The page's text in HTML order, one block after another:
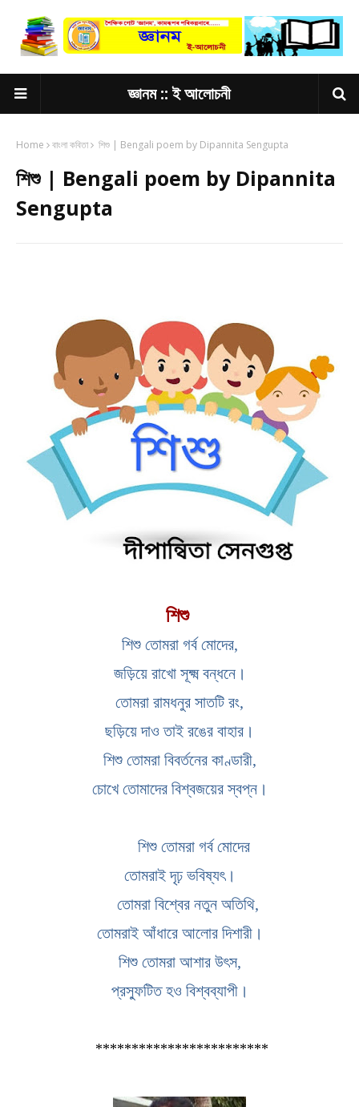
জ্ঞানম :: ই আলোচনী
Home বাংলা কবিতা শিশু | Bengali poem by Dipannita Sengupta
শিশু | Bengali poem by Dipannita
Sengupta
শিশু
শিশু তোমরা গর্ব মোদের,
জড়িয়ে রাখো সূক্ষ্ম বন্ধনে।
তোমরা রামধনুর সাতটি রং,
ছড়িয়ে‌ দাও তাই রঙের বাহার।
শিশু তোমরা বিবর্তনের কাণ্ডারী,
চোখে তোমাদের বিশ্বজয়ের স্বপ্ন।
‌ শিশু তোমরা গর্ব মোদের
তোমরাই দৃঢ় ভবিষ্যৎ।
‌ তোমরা বিশ্বের নতুন অতিথি,
তোমরাই আঁধারে আলোর দিশারী।
শিশু তোমরা আশার উৎস,
প্রস্ফুটিত হও বিশ্বব্যাপী।
************************